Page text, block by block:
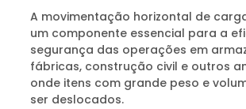
A movimentação horizontal de
um componente essencial para a
segurança das operações em
fábricas, construção civil e outros
onde itens com grande peso e
ser deslocados.